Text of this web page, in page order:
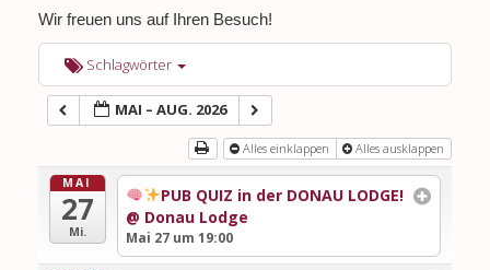
Wir freuen uns auf Ihren Besuch!
Schlagwörter
MAI – AUG. 2026
Alles einklappen Alles ausklappen
MAI
27
Mi.
PUB QUIZ in der DONAU LODGE!
@ Donau Lodge
Mai 27 um 19:00